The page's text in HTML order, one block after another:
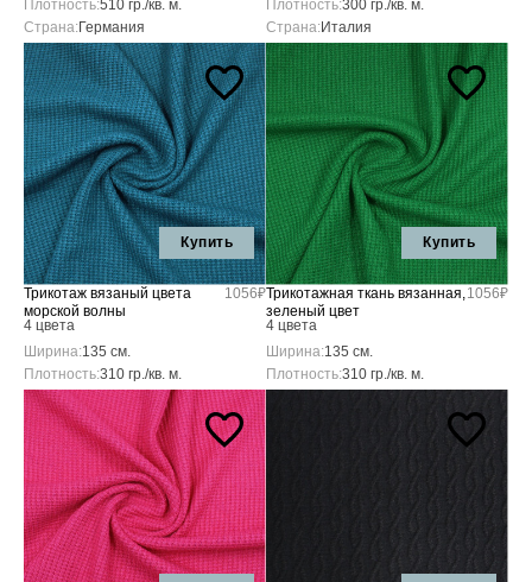
Плотность:510 гр./кв. м.
Страна:Германия
Плотность:300 гр./кв. м.
Страна:Италия
Купить
Трикотаж вязаный цвета
морской волны
4 цвета
1056₽
Ширина:135 см.
Плотность:310 гр./кв. м.
Купить
Трикотажная ткань вязанная,
зеленый цвет
4 цвета
1056₽
Ширина:135 см.
Плотность:310 гр./кв. м.